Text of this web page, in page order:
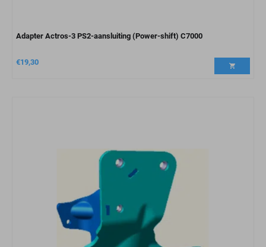
Adapter Actros-3 PS2-aansluiting (Power-shift) C7000
€19,30